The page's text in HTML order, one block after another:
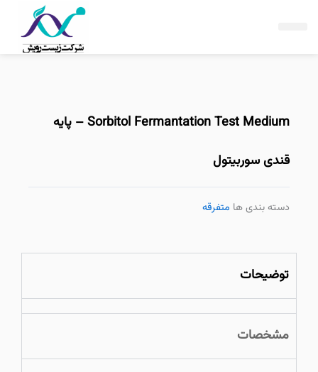
Sorbitol Fermantation Test Medium – پایه
قندی سوربیتول
دسته بندی ها متفرقه
توضیحات
مشخصات